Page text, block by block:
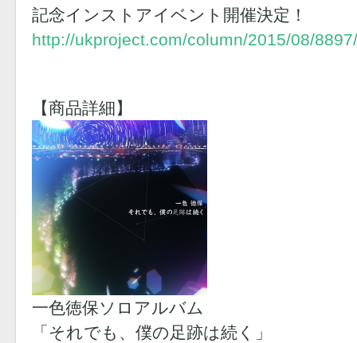
記念インストアイベント開催決定！
http://ukproject.com/column/2015/08/8897/
【商品詳細】
一色徳保ソロアルバム
「それでも、僕の足跡は続く」